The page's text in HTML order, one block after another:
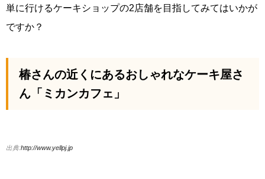
単に行けるケーキショップの2店舗を目指してみてはいかが
ですか？
椿さんの近くにあるおしゃれなケーキ屋さ
ん「ミカンカフェ」
出典:http://www.yellpj.jp